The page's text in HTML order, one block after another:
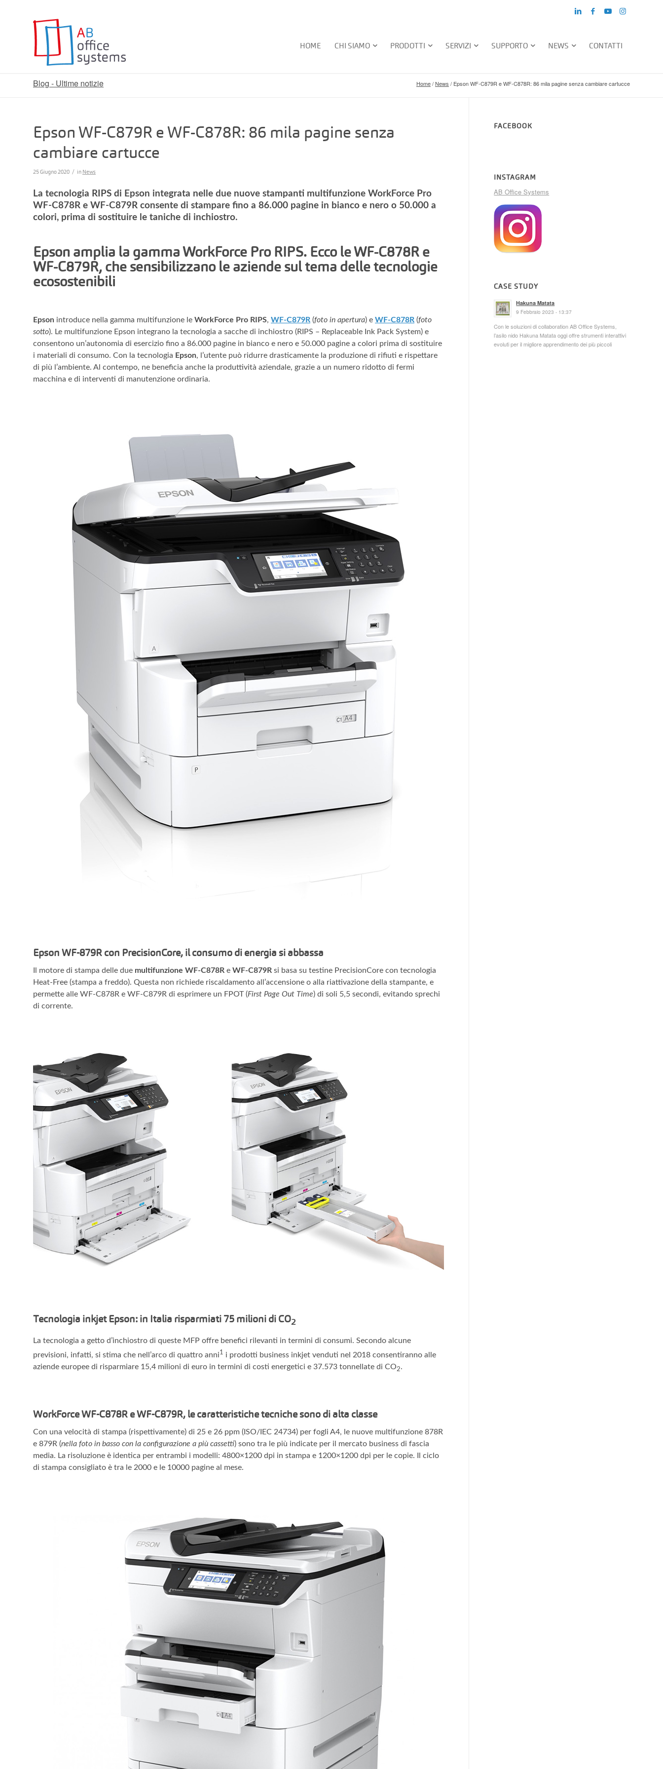
HOME CHI SIAMO PRODOTTI SERVIZI SUPPORTO NEWS CONTATTI
Blog - Ultime notizie Home/News / Epson WF-C879R e WF-C878R: 86 mila pagine senza cambiare cartucce
Epson WF-C879R e WF-C878R: 86 mila pagine senza
cambiare cartucce
25 Giugno 2020 / in News
La tecnologia RIPS di Epson integrata nelle due nuove stampanti multifunzione WorkForce Pro
WF-C878R e WF-C879R consente di stampare fino a 86.000 pagine in bianco e nero o 50.000 a
colori, prima di sostituire le taniche di inchiostro.
Epson amplia la gamma WorkForce Pro RIPS. Ecco le WF-C878R e
WF-C879R, che sensibilizzano le aziende sul tema delle tecnologie
ecosostenibili
Epson introduce nella gamma multifunzione le WorkForce Pro RIPS, WF-C879R (foto in apertura) e WF-C878R (foto
sotto). Le multifunzione Epson integrano la tecnologia a sacche di inchiostro (RIPS – Replaceable Ink Pack System) e
consentono un’autonomia di esercizio fino a 86.000 pagine in bianco e nero e 50.000 pagine a colori prima di sostituire
i materiali di consumo. Con la tecnologia Epson, l’utente può ridurre drasticamente la produzione di rifiuti e rispettare
di più l’ambiente. Al contempo, ne beneficia anche la produttività aziendale, grazie a un numero ridotto di fermi
macchina e di interventi di manutenzione ordinaria.
Epson WF-879R con PrecisionCore, il consumo di energia si abbassa
Il motore di stampa delle due multifunzione WF-C878R e WF-C879R si basa su testine PrecisionCore con tecnologia
Heat-Free (stampa a freddo). Questa non richiede riscaldamento all’accensione o alla riattivazione della stampante, e
permette alle WF-C878R e WF-C879R di esprimere un FPOT (First Page Out Time) di soli 5,5 secondi, evitando sprechi
di corrente.
Tecnologia inkjet Epson: in Italia risparmiati 75 milioni di CO2
La tecnologia a getto d’inchiostro di queste MFP offre benefici rilevanti in termini di consumi. Secondo alcune
previsioni, infatti, si stima che nell’arco di quattro anni1
i prodotti business inkjet venduti nel 2018 consentiranno alle
aziende europee di risparmiare 15,4 milioni di euro in termini di costi energetici e 37.573 tonnellate di CO2.
WorkForce WF-C878R e WF-C879R, le caratteristiche tecniche sono di alta classe
Con una velocità di stampa (rispettivamente) di 25 e 26 ppm (ISO/IEC 24734) per fogli A4, le nuove multifunzione 878R
e 879R (nella foto in basso con la configurazione a più cassetti) sono tra le più indicate per il mercato business di fascia
media. La risoluzione è identica per entrambi i modelli: 4800×1200 dpi in stampa e 1200×1200 dpi per le copie. Il ciclo
di stampa consigliato è tra le 2000 e le 10000 pagine al mese.
FACEBOOK
INSTAGRAM
AB Office Systems
CASE STUDY
Hakuna Matata
9 Febbraio 2023 - 13:37
Con le soluzioni di collaboration AB Office Systems,
l’asilo nido Hakuna Matata oggi offre strumenti interattivi
evoluti per il migliore apprendimento dei più piccoli